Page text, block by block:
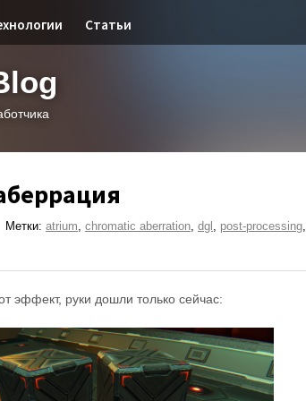
Статьи
Метки: atrium, chromatic aberration, dgl , post-processing,
эффект, руки дошли только сейчас: